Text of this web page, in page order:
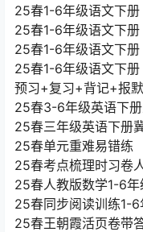
25春1-6年级语文下
25春1-6年级语文下册
25春1-6年级语文下册
25春1-6年级语文下
预习+复习+背记+报默
25春3-6年级英语下册
25春三年级英语下册
25春单元重难易错练
25春考点梳理时习卷
25春人教版数学1-6年
25春同步阅读训练1-
25春王朝霞活页卷带